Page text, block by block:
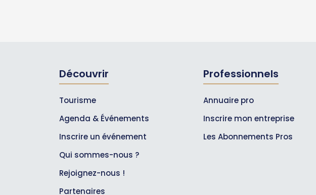
Découvrir
Tourisme
Agenda & Événements
Inscrire un événement
Qui sommes-nous ?
Rejoignez-nous !
Partenaires
Professionnels
Annuaire pro
Inscrire mon entreprise
Les Abonnements Pros